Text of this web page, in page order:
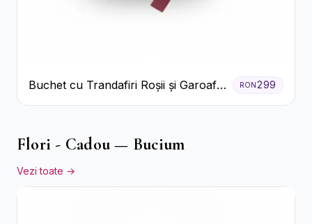
Buchet cu Trandafiri Roșii și Garoafe
Roz Pal
RON299
Flori - Cadou — Bucium
Vezi toate →